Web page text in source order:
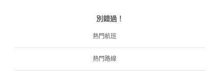
別錯過！
熱門航班
熱門路線